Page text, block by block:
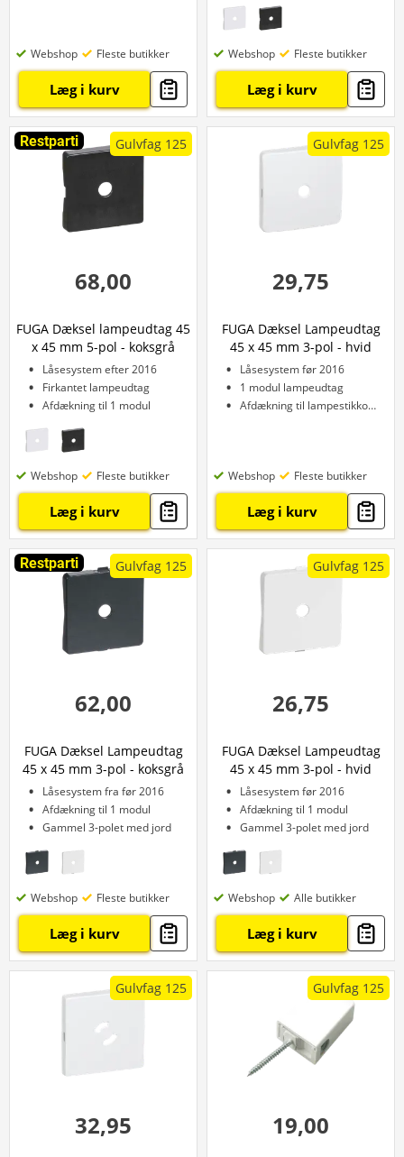
Webshop Fleste butikker
Læg i kurv
Webshop Fleste butikker
Læg i kurv
Restparti Gulvfag 125
68,00
FUGA Dæksel lampeudtag 45
x 45 mm 5-pol - koksgrå
Låsesystem efter 2016
Firkantet lampeudtag
Afdækning til 1 modul
Webshop Fleste butikker
Læg i kurv
Gulvfag 125
29,75
FUGA Dæksel Lampeudtag
45 x 45 mm 3-pol - hvid
Låsesystem før 2016
1 modul lampeudtag
Afdækning til lampestikkontakt
Webshop Fleste butikker
Læg i kurv
Restparti Gulvfag 125
62,00
FUGA Dæksel Lampeudtag
45 x 45 mm 3-pol - koksgrå
Låsesystem fra før 2016
Afdækning til 1 modul
Gammel 3-polet med jord
Webshop Fleste butikker
Læg i kurv
Gulvfag 125
26,75
FUGA Dæksel Lampeudtag
45 x 45 mm 3-pol - hvid
Låsesystem før 2016
Afdækning til 1 modul
Gammel 3-polet med jord
Webshop Alle butikker
Læg i kurv
Gulvfag 125
32,95
Gulvfag 125
19,00